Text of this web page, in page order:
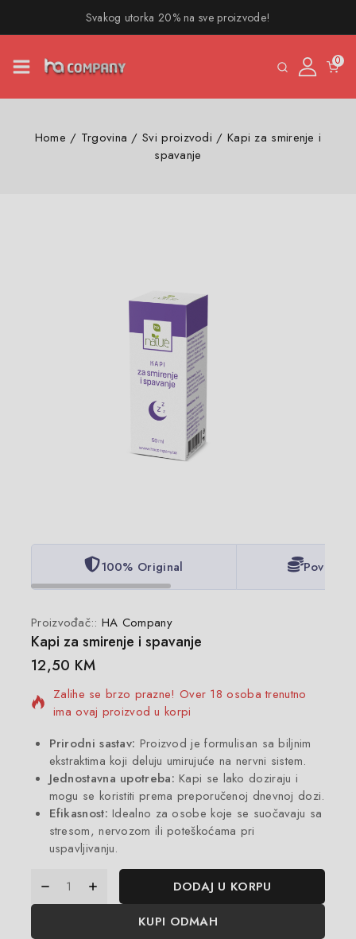
Svakog utorka 20% na sve proizvode!
0
Home / Trgovina / Svi proizvodi / Kapi za smirenje i
spavanje
100% Original
Proizvođač:: HA Company
Kapi za smirenje i spavanje
12,50 KM
2 proizvoda prodano u zadnjih 12 sat
Zalihe se brzo prazne! Over 18 osoba trenutno
ima ovaj proizvod u korpi
Prirodni sastav: Proizvod je formulisan sa biljnim
ekstraktima koji deluju umirujuće na nervni sistem.
Jednostavna upotreba: Kapi se lako doziraju i
mogu se koristiti prema preporučenoj dnevnoj dozi.
Efikasnost: Idealno za osobe koje se suočavaju sa
stresom, nervozom ili poteškoćama pri
uspavljivanju.
DODAJ U KORPU
KUPI ODMAH